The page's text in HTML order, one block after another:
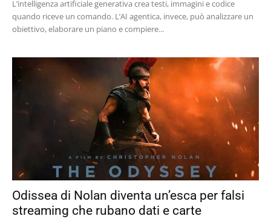
L’intelligenza artificiale generativa crea testi, immagini e codice
quando riceve un comando. L’AI agentica, invece, può analizzare un
obiettivo, elaborare un piano e compiere...
Odissea di Nolan diventa un’esca per falsi
streaming che rubano dati e carte